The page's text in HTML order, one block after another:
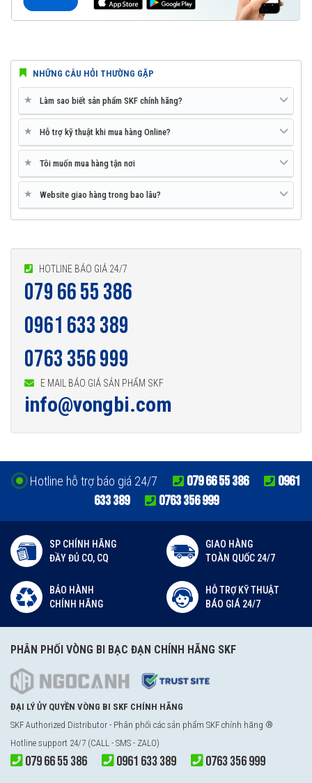
NHỮNG CÂU HỎI THƯỜNG GẶP
★ Làm sao biết sản phẩm SKF chính hãng?
★ Hỗ trợ kỹ thuật khi mua hàng Online?
★ Tôi muốn mua hàng tận nơi
★ Website giao hàng trong bao lâu?
HOTLINE BÁO GIÁ 24/7
079 66 55 386
0961 633 389
0763 356 999
E MAIL BÁO GIÁ SẢN PHẨM SKF
info@vongbi.com
Hotline hỗ trợ báo giá 24/7 079 66 55 386
0961
633 389
0763 356 999
SP CHÍNH HÃNG
ĐẦY ĐỦ CO, CQ
GIAO HÀNG
TOÀN QUỐC 24/7
BẢO HÀNH
CHÍNH HÃNG
HỖ TRỢ KỸ THUẬT
BÁO GIÁ 24/7
PHÂN PHỐI VÒNG BI BẠC ĐẠN CHÍNH HÃNG SKF
ĐẠI LÝ ỦY QUYỀN VÒNG BI SKF CHÍNH HÃNG
SKF Authorized Distributor - Phân phối các sản phẩm SKF chính hãng ®
Hotline support 24/7 (CALL - SMS - ZALO)
079 66 55 386 0961 633 389 0763 356 999